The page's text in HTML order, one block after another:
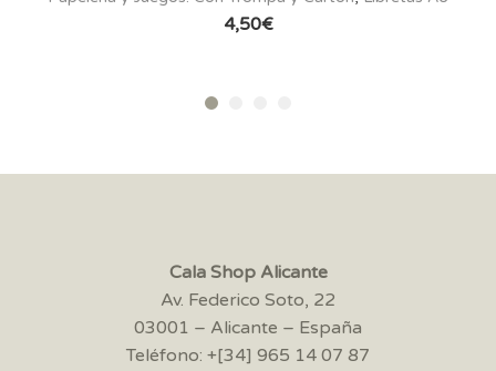
Cala Shop Alicante
Av. Federico Soto, 22
03001 – Alicante – España
Teléfono: +[34] 965 14 07 87